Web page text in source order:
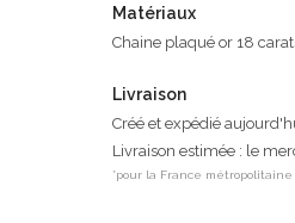
Matériaux
Chaine plaqué or 18
Livraison
Créé et expédié
Livraison estimée : le
*pour la France métropolitaine